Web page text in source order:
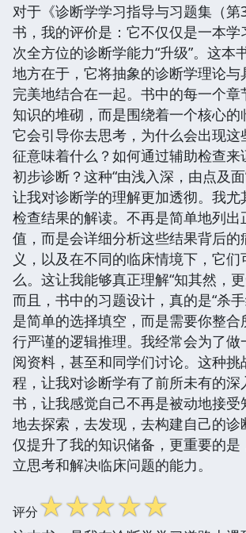
对于《诊断学学习指导与习题集（第
书，我的评价是：它不仅仅是一本学
次全方位的诊断学能力“升级”。这本
地方在于，它将抽象的诊断学理论与
完美地结合在一起。书中的每一个章
知识的堆砌，而是围绕着一个核心的
它会引导你去思考，为什么会出现这
征意味着什么？如何通过辅助检查来
初步诊断？这种“由浅入深，由点及面
让我对诊断学的理解更加透彻。我尤
检查结果的解读。不再是简单地列出
值，而是会详细分析这些结果背后的
义，以及在不同的临床情境下，它
么。这让我能够真正理解“知其然，更
而且，书中的习题设计，真的是“杀
是简单的选择填空，而是需要你整
行严谨的逻辑推理。我经常会为了做
阅资料，甚至和同学们讨论。这种挑
程，让我对诊断学有了前所未有的深
书，让我感觉自己不再是被动地接受
地去探索，去发现，去构建自己的诊
仅提升了我的知识储备，更重要的是
立思考和解决临床问题的能力。
评分☆☆☆☆☆